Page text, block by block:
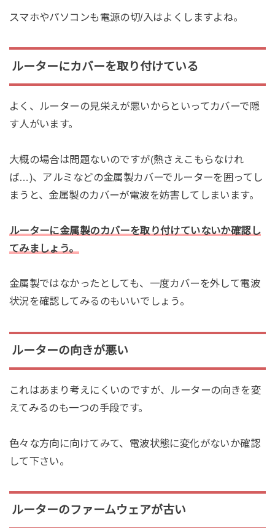
スマホやパソコンも電源の切/入はよくしますよね。
ルーターにカバーを取り付けている
よく、ルーターの見栄えが悪いからといってカバーで隠
す人がいます。
大概の場合は問題ないのですが(熱さえこもらなけれ
ば…)、アルミなどの金属製カバーでルーターを囲ってし
まうと、金属製のカバーが電波を妨害してしまいます。
ルーターに金属製のカバーを取り付けていないか確認し
てみましょう。
金属製ではなかったとしても、一度カバーを外して電波
状況を確認してみるのもいいでしょう。
ルーターの向きが悪い
これはあまり考えにくいのですが、ルーターの向きを変
えてみるのも一つの手段です。
色々な方向に向けてみて、電波状態に変化がないか確認
して下さい。
ルーターのファームウェアが古い